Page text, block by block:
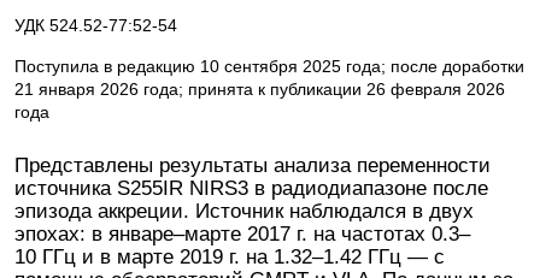
УДК 524.52-77:52-54
Поступила в редакцию 10 сентября 2025 года; после доработки
21 января 2026 года; принята к публикации 26 февраля 2026
года
Представлены результаты анализа переменности
источника S255IR NIRS3 в радиодиапазоне после
эпизода аккреции. Источник наблюдался в двух
эпохах: в январе–марте 2017 г. на частотах 0.3–
10 ГГц и в марте 2019 г. на 1.32–1.42 ГГц — с